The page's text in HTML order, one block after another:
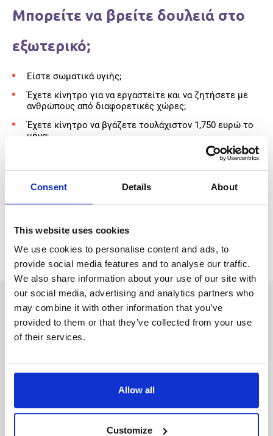
Consent Details About
This website uses cookies
We use cookies to personalise content and ads, to
provide social media features and to analyse our traffic.
We also share information about your use of our site with
our social media, advertising and analytics partners who
may combine it with other information that you’ve
provided to them or that they’ve collected from your use
of their services.
Allow all
Customize
Μπορείτε να βρείτε δουλειά στο
εξωτερικό;
Είστε σωματικά υγιής;
Έχετε κίνητρο για να εργαστείτε και να ζητήσετε με
ανθρώπους από διαφορετικές χώρες;
Έχετε κίνητρο να βγάζετε τουλάχιστον 1,750 ευρώ το
μήνα;
εξωτερικό!
Λάβετε εξατομικευμένες πληροφορίες από το Robin.
Επίθετο (λατινικοί χαρακτήρες)